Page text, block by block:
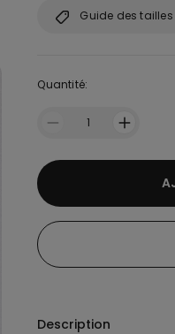
Guide des tailles
Quantité:
1
Description